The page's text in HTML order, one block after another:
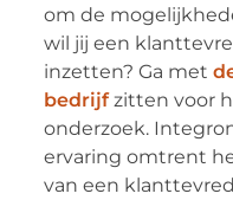
om de
wil jij een
inzetten? Ga met
bedrijfzitten voor
onderzoek.
ervaring omtrent
van een